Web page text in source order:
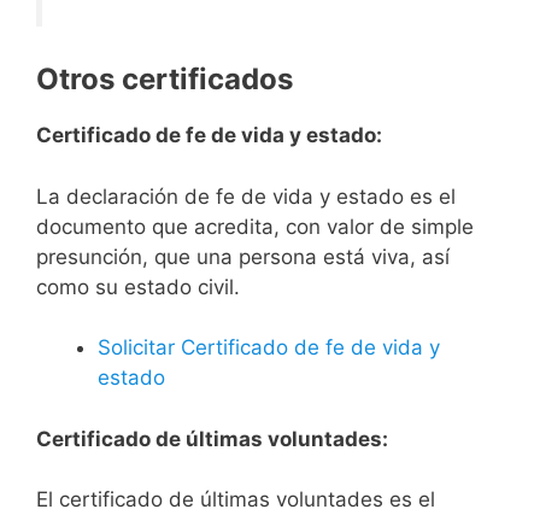
Otros certificados
Certificado de fe de vida y estado:
La declaración de fe de vida y estado es el
documento que acredita, con valor de simple
presunción, que una persona está viva, así
como su estado civil.
Solicitar Certificado de fe de vida y
estado
Certificado de últimas voluntades:
El certificado de últimas voluntades es el